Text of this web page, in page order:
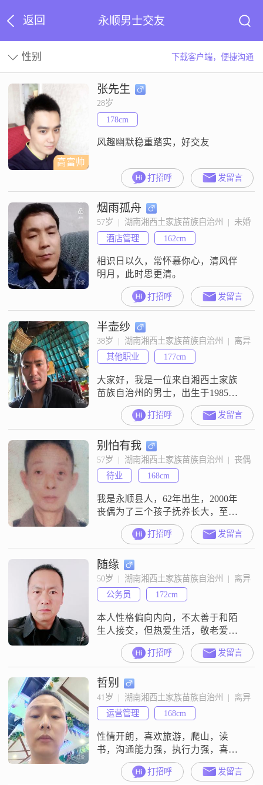
返回 永顺男士交友
性别 下载客户端，便捷沟通
高富帅
张先生
28岁
178cm
风趣幽默稳重踏实，好交友
打招呼 发留言
烟雨孤舟
57岁  |  湖南湘西土家族苗族自治州  |  未婚
酒店管理
162cm
相识日以久，常怀慕你心，清风伴
明月，此时思更清。
打招呼 发留言
半壶纱
38岁  |  湖南湘西土家族苗族自治州  |  离异
其他职业
177cm
大家好，我是一位来自湘西土家族
苗族自治州的男士，出生于1985
年，身高177cm##3002##我的月收入
在12001到20000元之间，目前从事
着一份稳定的工作##3002##虽然我
的学历是高中及以下，但我一直保
持着积极向上的态度，努力在工作
中学习和成长##3002##性格方面，
我自认为是一个稳重可靠的人，做
事踏实，
打招呼 发留言
别怕有我
57岁  |  湖南湘西土家族苗族自治州  |  丧偶
待业
168cm
我是永顺县人，62年出生，2000年
丧偶为了三个孩子抚养长大，至今
还是一人，如今子女都已长大成
家，孙子也带大了，认真对自已负
责诚心找伴是唯一的目的。对方丧
偶优先考虑，丧偶的一切我都能够
接受，希望早点遇见你。
打招呼 发留言
随缘
50岁  |  湖南湘西土家族苗族自治州  |  离异
公务员
172cm
本人性格偏向内向，不太善于和陌
生人接交，但热爱生活，敬老爱
幼，真诚待人，平时也比较爱运
动，希望通过这个平台遇上有缘
人，相伴余生！
打招呼 发留言
哲别
41岁  |  湖南湘西土家族苗族自治州  |  离异
运营管理
168cm
性情开朗，喜欢旅游，爬山，读
书，沟通能力强，执行力强，喜欢
和心爱的人在一起，她躺在我怀里
打招呼 发留言